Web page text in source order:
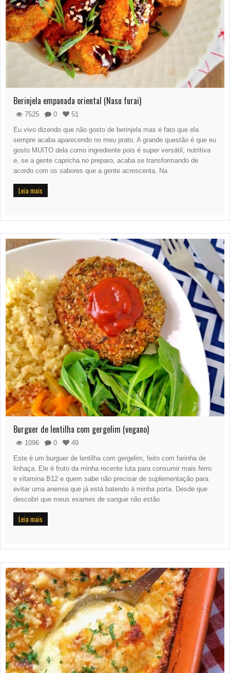
Berinjela empanada oriental (Nasu furai)
7525 0
51
Eu vivo dizendo que não gosto de berinjela mas é fato que ela
sempre acaba aparecendo no meu prato. A grande questão é que eu
gosto MUITO dela como ingrediente pois é super versátil, nutritiva
e, se a gente capricha no preparo, acaba se transformando de
acordo com os sabores que a gente acrescenta. Na
Leia mais
Burguer de lentilha com gergelim (vegano)
1096 0
49
Este é um burguer de lentilha com gergelim, feito com farinha de
linhaça. Ele é fruto da minha recente luta para consumir mais ferro
e vitamina B12 e quem sabe não precisar de suplementação para
evitar uma anemia que já está batendo à minha porta. Desde que
descobri que meus exames de sangue não estão
Leia mais